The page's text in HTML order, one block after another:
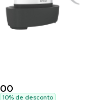
10% de desconto